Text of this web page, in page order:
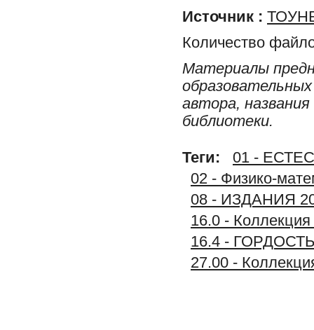
Источник :
Количество
Материалы
автора,
библиотеки.
Теги:
01 -
02 - Физико-
08 - ИЗДАНИЯ
16.0 -
16.4 -
27.00 -